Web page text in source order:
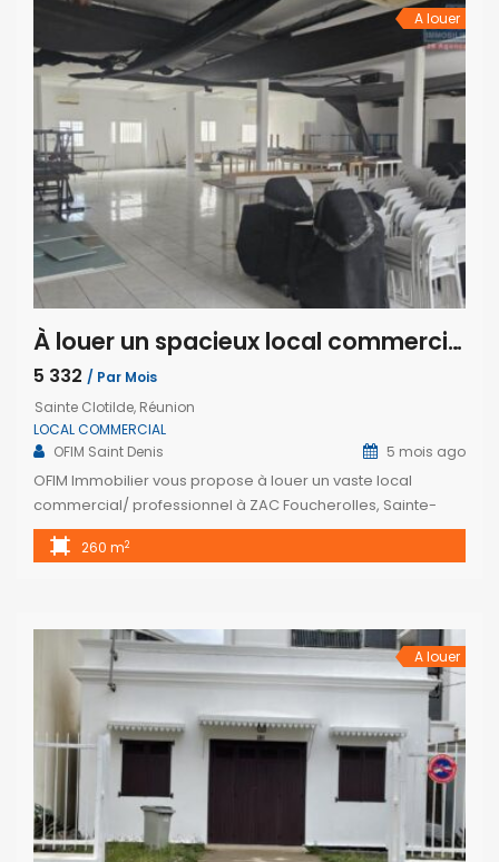
A louer
À louer un spacieux local commercial de 260m2 à proximité du Boulevard Sud à Sainte Clotilde
5 332 / Par Mois
Sainte Clotilde, Réunion
LOCAL COMMERCIAL
OFIM Saint Denis
5 mois ago
OFIM Immobilier vous propose à louer un vaste local
commercial/ professionnel à ZAC Foucherolles, Sainte-
Clotilde. Idéalement situé, ce local en rez-de-chaussée
bénéficie d’un emplacement stratégique offrant visibilité et
il est entièrement rénové avec peinture et travaux récents,
équipé de 6 […]
260 m2
A louer